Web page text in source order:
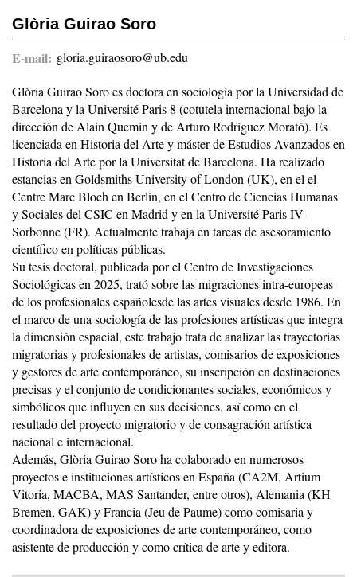
Glòria Guirao Soro
E-mail gloria.guiraosoro@ub.edu
Glòria Guirao Soro es doctora en sociología por la Universidad de
Barcelona y la Université Paris 8 (cotutela internacional bajo la
dirección de Alain Quemin y de Arturo Rodríguez Morató). Es
licenciada en Historia del Arte y máster de Estudios Avanzados en
Historia del Arte por la Universitat de Barcelona. Ha realizado
estancias en Goldsmiths University of London (UK), en el el
Centre Marc Bloch en Berlín, en el Centro de Ciencias Humanas
y Sociales del CSIC en Madrid y en la Université Paris IV-
Sorbonne (FR). Actualmente trabaja en tareas de asesoramiento
científico en políticas públicas.
Su tesis doctoral, publicada por el Centro de Investigaciones
Sociológicas en 2025, trató sobre las migraciones intra-europeas
de los profesionales españolesde las artes visuales desde 1986. En
el marco de una sociología de las profesiones artísticas que integra
la dimensión espacial, este trabajo trata de analizar las trayectorias
migratorias y profesionales de artistas, comisarios de exposiciones
y gestores de arte contemporáneo, su inscripción en destinaciones
precisas y el conjunto de condicionantes sociales, económicos y
simbólicos que influyen en sus decisiones, así como en el
resultado del proyecto migratorio y de consagración artística
nacional e internacional.
Además, Glòria Guirao Soro ha colaborado en numerosos
proyectos e instituciones artísticos en España (CA2M, Artium
Vitoria, MACBA, MAS Santander, entre otros), Alemania (KH
Bremen, GAK) y Francia (Jeu de Paume) como comisaria y
coordinadora de exposiciones de arte contemporáneo, como
asistente de producción y como crítica de arte y editora.